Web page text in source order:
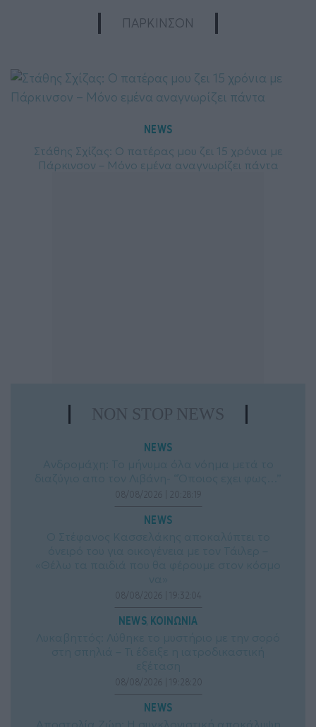
ΠΑΡΚΙΝΣΟΝ
NEWS
Στάθης Σχίζας: Ο πατέρας μου ζει 15 χρόνια με
Πάρκινσον – Μόνο εμένα αναγνωρίζει πάντα
NON STOP NEWS
NEWS
08/08/2026 | 20:28:19
NEWS
08/08/2026 | 19:32:04
NEWS, ΚΟΙΝΩΝΙΑ
08/08/2026 | 19:28:20
NEWS